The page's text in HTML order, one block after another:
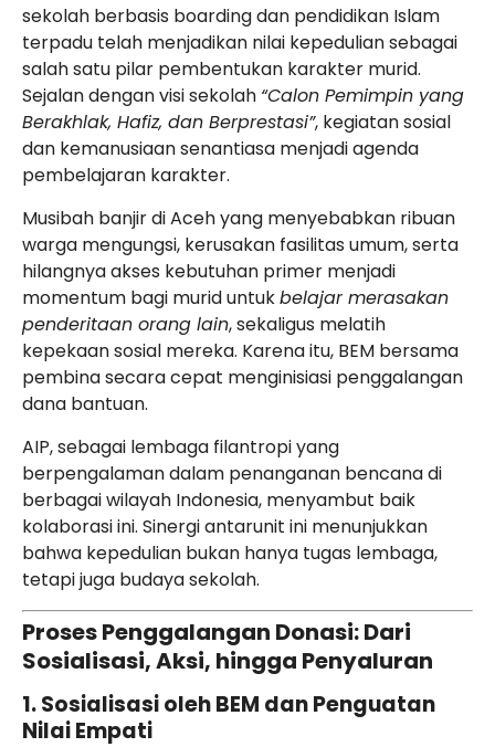
sekolah berbasis boarding dan pendidikan Islam
terpadu telah menjadikan nilai kepedulian sebagai
salah satu pilar pembentukan karakter murid.
Sejalan dengan visi sekolah “Calon Pemimpin yang
Berakhlak, Hafiz, dan Berprestasi”, kegiatan sosial
dan kemanusiaan senantiasa menjadi agenda
pembelajaran karakter.
Musibah banjir di Aceh yang menyebabkan ribuan
warga mengungsi, kerusakan fasilitas umum, serta
hilangnya akses kebutuhan primer menjadi
momentum bagi murid untukbelajar merasakan
penderitaan orang lain, sekaligus melatih
kepekaan sosial mereka. Karena itu, BEM bersama
pembina secara cepat menginisiasi penggalangan
dana bantuan.
AIP, sebagai lembaga filantropi yang
berpengalaman dalam penanganan bencana di
berbagai wilayah Indonesia, menyambut baik
kolaborasi ini. Sinergi antarunit ini menunjukkan
bahwa kepedulian bukan hanya tugas lembaga,
tetapi juga budaya sekolah.
Proses Penggalangan Donasi: Dari
Sosialisasi, Aksi, hingga Penyaluran
1. Sosialisasi oleh BEM dan Penguatan
Nilai Empati